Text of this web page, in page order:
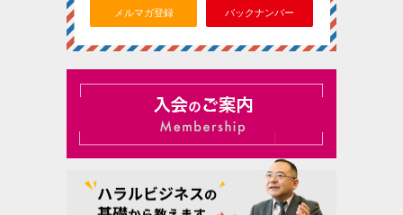
メルマガ登録 バックナンバー